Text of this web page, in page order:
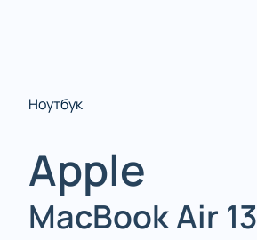
Ноутбук
Apple
MacBook Air 13